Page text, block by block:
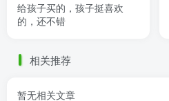
给孩子买的，孩子挺喜欢
的，还不错
相关推荐
暂无相关文章